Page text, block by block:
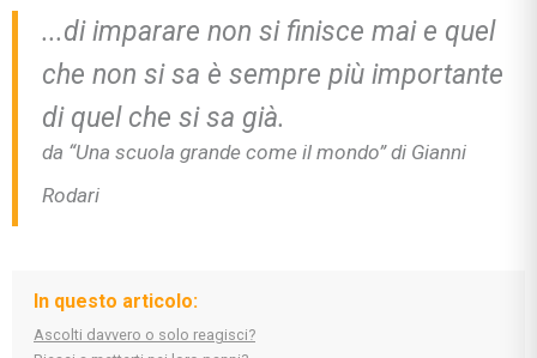
...di imparare non si finisce mai e quel
che non si sa è sempre più importante
di quel che si sa già.
da “Una scuola grande come il mondo” di Gianni
Rodari
In questo articolo:
Ascolti davvero o solo reagisci?